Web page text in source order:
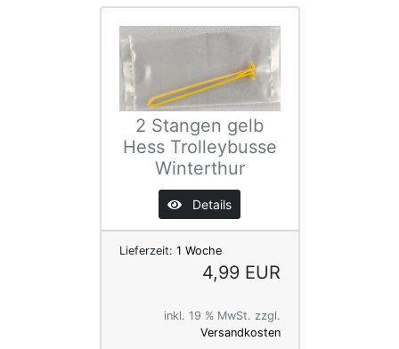
2 Stangen gelb
Hess Trolleybusse
Winterthur
Details
Lieferzeit: 1 Woche
4,99 EUR
inkl. 19 % MwSt. zzgl.
Versandkosten